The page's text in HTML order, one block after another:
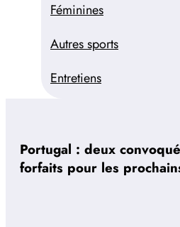
Féminines
Autres sports
Entretiens
Portugal : deux
forfaits pour les